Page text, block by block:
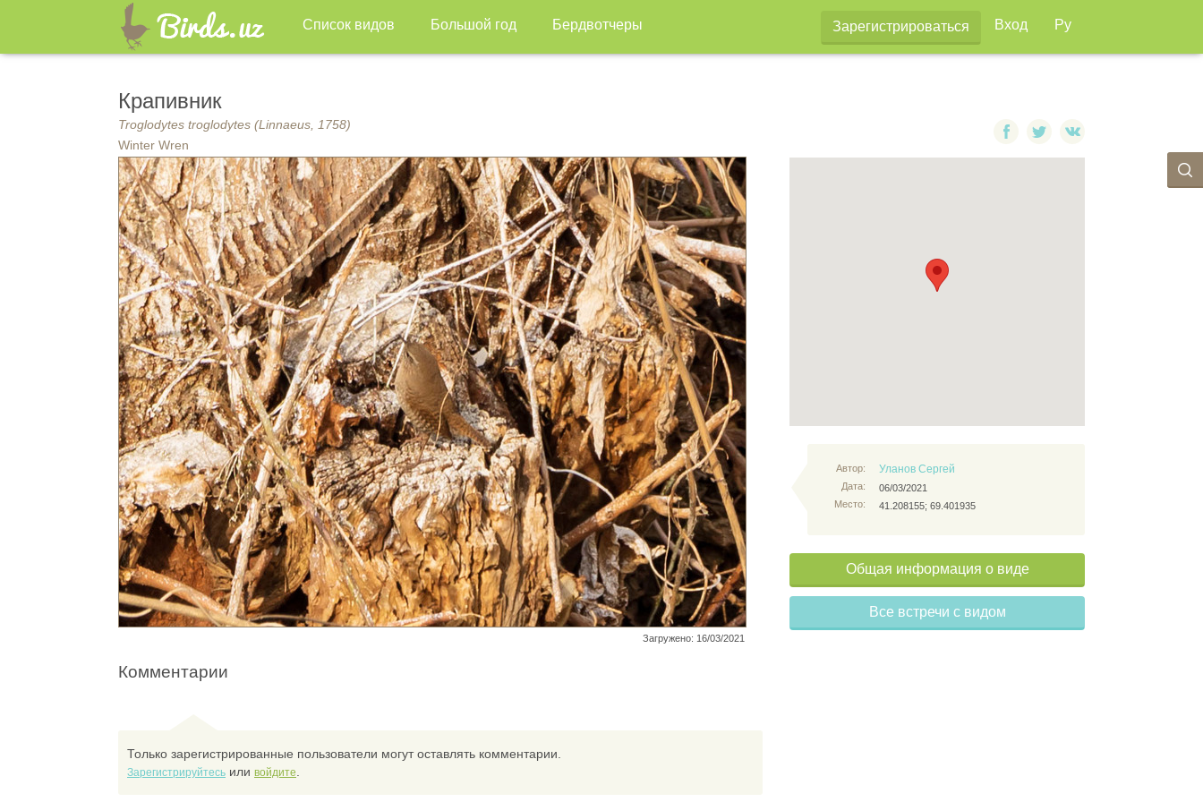
Список видов Большой год Бердвотчеры Зарегистрироваться Вход Ру
Крапивник
Troglodytes troglodytes (Linnaeus, 1758)
Winter Wren
Загружено: 16/03/2021
Автор:
Дата:
Место:
Уланов Сергей
06/03/2021
41.208155; 69.401935
Общая информация о виде
Все встречи с видом
Комментарии
Только зарегистрированные пользователи могут оставлять комментарии.
Зарегистрируйтесь или войдите